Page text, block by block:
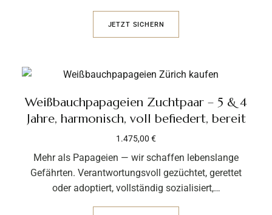
JETZT SICHERN
Weißbauchpapageien Zuchtpaar – 5 & 4
Jahre, harmonisch, voll befiedert, bereit
1.475,00 €
Mehr als Papageien — wir schaffen lebenslange
Gefährten. Verantwortungsvoll gezüchtet, gerettet
oder adoptiert, vollständig sozialisiert,…